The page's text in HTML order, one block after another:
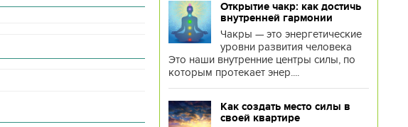
Открытие чакр: как достичь
внутренней гармонии
Чакры — это энергетические
уровни развития человека
Это наши внутренние центры силы, по
которым протекает энер....
Как создать место силы в
своей квартире